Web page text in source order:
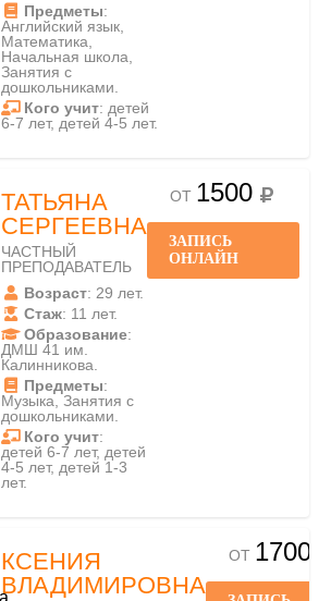
Предметы:
Английский язык,
Математика,
Начальная школа,
Занятия с
дошкольниками.
Кого учит: детей
6-7 лет, детей 4-5 лет.
ТАТЬЯНА
СЕРГЕЕВНА
ЧАСТНЫЙ
ПРЕПОДАВАТЕЛЬ
Возраст: 29 лет.
Стаж: 11 лет.
Образование:
ДМШ 41 им.
Калинникова.
Предметы:
Музыка, Занятия с
дошкольниками.
Кого учит:
детей 6-7 лет, детей
4-5 лет, детей 1-3
лет.
ОТ 1500
ЗАПИСЬ
ОНЛАЙН
КСЕНИЯ
ВЛАДИМИРОВНА
ОТ 1700